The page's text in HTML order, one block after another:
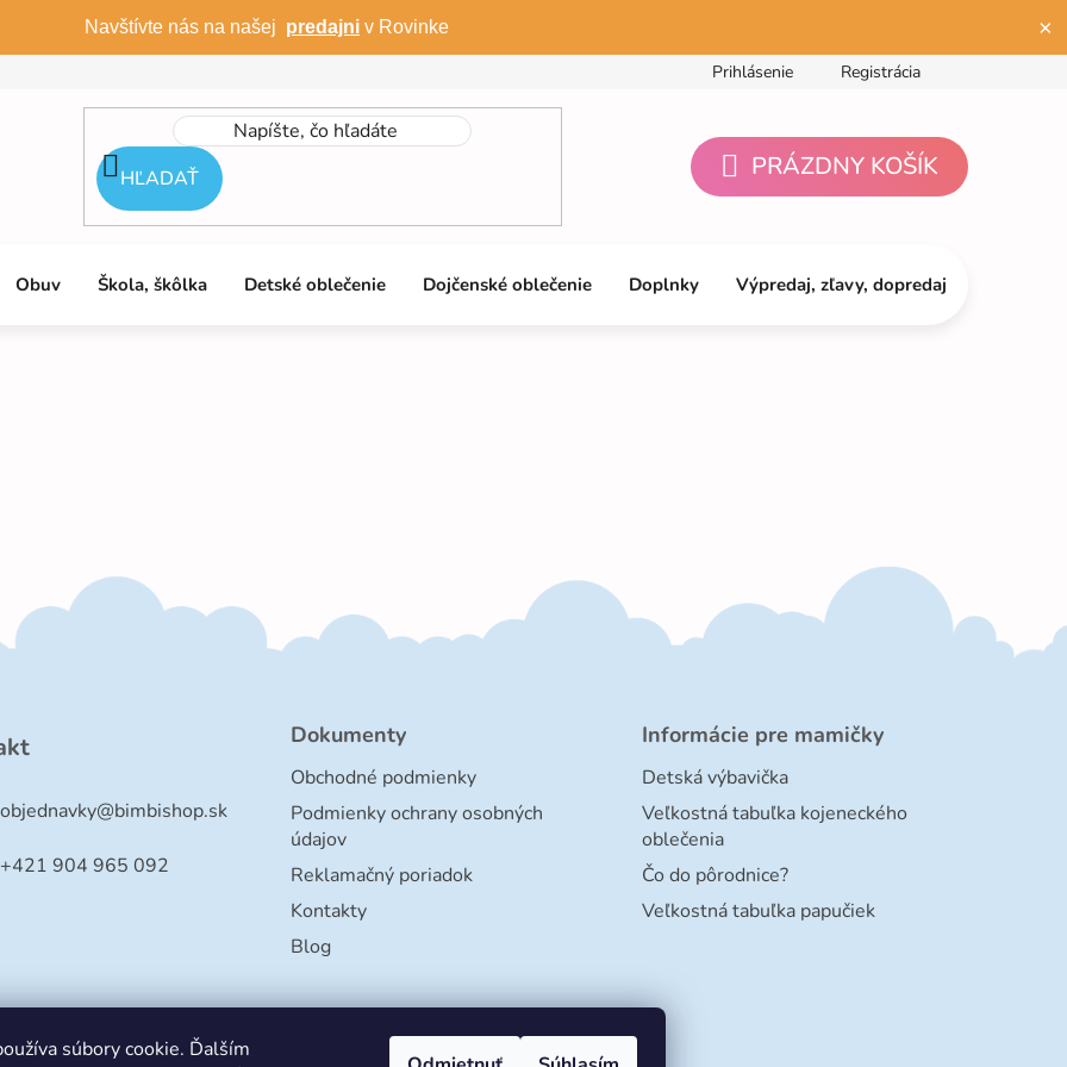
súbory cookie. Ďalším
Navštívte nás na našej predajni v Rovinke ×
Prihlásenie Registrácia
HĽADAŤ
NÁKUPNÝ
PRÁZDNY KOŠÍK
Obuv Škola, škôlka Detské oblečenie Dojčenské oblečenie Doplnky Výpredaj, zľavy, dopredaj
objednavky@bimbishop.sk
+421 904 965 092
Dokumenty
Obchodné podmienky
Podmienky ochrany osobných
údajov
Reklamačný poriadok
Kontakty
Blog
Informácie pre mamičky
Detská výbavička
Veľkostná tabuľka kojeneckého
oblečenia
Čo do pôrodnice?
Veľkostná tabuľka papučiek